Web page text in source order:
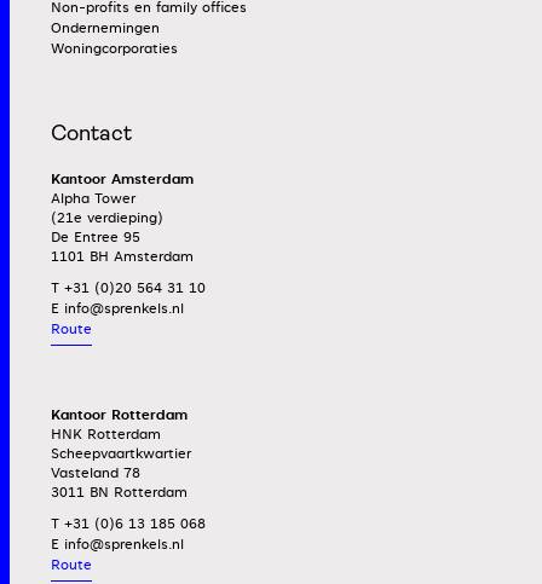
Non-profits en family offices
Ondernemingen
Woningcorporaties
Contact
Kantoor Amsterdam
Alpha Tower
(21e verdieping)
De Entree 95
1101 BH Amsterdam
T +31 (0)20 564 31 10
E
Route
Kantoor Rotterdam
HNK Rotterdam
Scheepvaartkwartier
Vasteland 78
3011 BN Rotterdam
T +31 (0)6 13 185 068
E
Route